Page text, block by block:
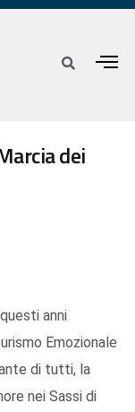
dei
anni
Emozionale
di tutti, la
nei Sassi di